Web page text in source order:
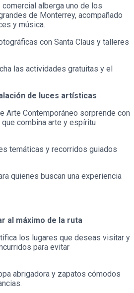
alberga uno de los
de Monterrey, acompañado
y música.
con Santa Claus y talleres
las actividades gratuitas y el
de luces artísticas
Arte Contemporáneo sorprende con
combina arte y espíritu
temáticas y recorridos guiados
quienes buscan una experiencia
al máximo de la ruta
los lugares que deseas visitar y
para evitar
abrigadora y zapatos cómodos